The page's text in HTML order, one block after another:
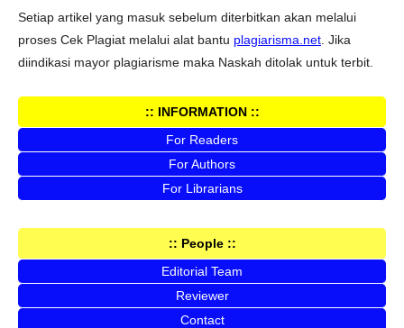
Setiap artikel yang masuk sebelum diterbitkan akan melalui
proses Cek Plagiat melalui alat bantu plagiarisma.net . Jika
diindikasi mayor plagiarisme maka Naskah ditolak untuk terbit.
:: INFORMATION ::
For Readers
For Authors
For Librarians
:: People ::
Editorial Team
Reviewer
Contact